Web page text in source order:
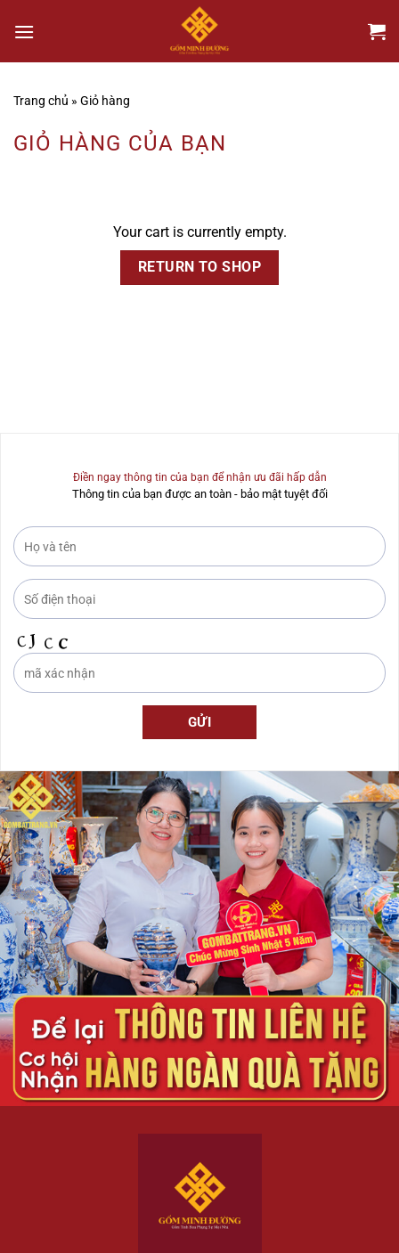
đến
Trang chủ » Giỏ hàng
GIỎ HÀNG CỦA BẠN
Your cart is currently empty.
RETURN TO SHOP
Điền ngay thông tin của bạn để nhận ưu đãi hấp dẫn
Thông tin của bạn được an toàn - bảo mật tuyệt đối